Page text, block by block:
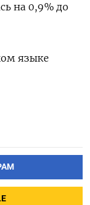
на 0,9% до
языке